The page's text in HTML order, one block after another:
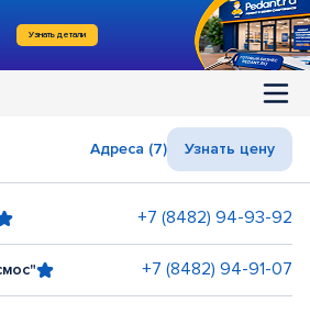
Узнать детали
Адреса (7) Узнать цену
+7 (8482) 94-93-92
+7 (8482) 94-91-07